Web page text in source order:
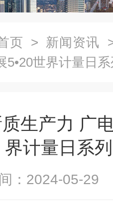
页 > 新闻资讯
5•20世界计量日
生产力 广
界计量日系
间：2024-05-